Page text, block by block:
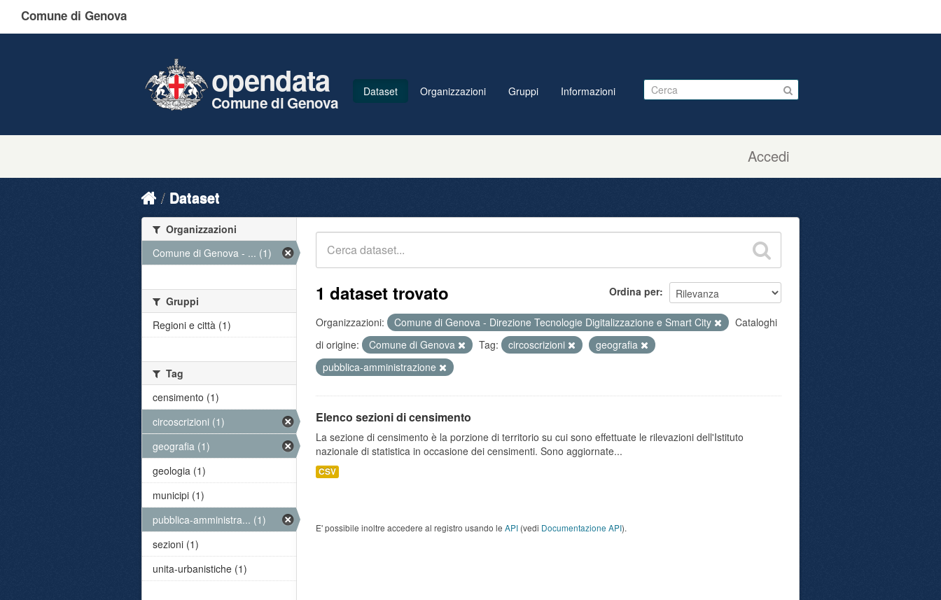
Comune di Genova
Accedi
opendata
Comune di Genova
Dataset Organizzazioni Gruppi Informazioni
Dataset
Ordina per
1 dataset trovato
Organizzazioni: Comune di Genova - Direzione Tecnologie Digitalizzazione e Smart City
Cataloghi
di origine:
Comune di Genova Tag: circoscrizioni
geografia
pubblica-amministrazione
Elenco sezioni di censimento
La sezione di censimento è la porzione di territorio su cui sono effettuate le rilevazioni dell'Istituto
nazionale di statistica in occasione dei censimenti. Sono aggiornate...
CSV
E' possibile inoltre accedere al registro usando le API (vedi Documentazione API).
Organizzazioni
Comune di Genova - ... (1)
Gruppi
Regioni e città (1)
Tag
censimento (1)
circoscrizioni (1)
geografia (1)
geologia (1)
municipi (1)
pubblica-amministra... (1)
sezioni (1)
unita-urbanistiche (1)